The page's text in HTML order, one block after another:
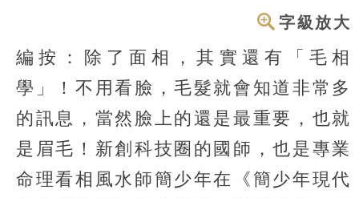
字級放大
編按：除了面相，其實還有「毛相
學」！不用看臉，毛髮就會知道非常多
的訊息，當然臉上的還是最重要，也就
是眉毛！新創科技圈的國師，也是專業
命理看相風水師簡少年在《簡少年現代